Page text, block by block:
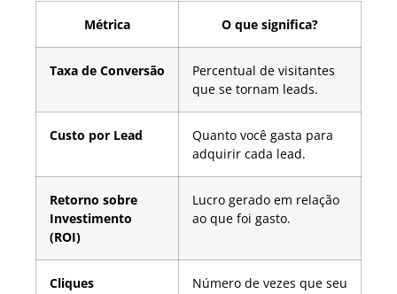
Métrica O que significa?
Taxa de Conversão
Percentual de visitantes
que se tornam leads.
Custo por Lead
Quanto você gasta para
adquirir cada lead.
Retorno sobre
Investimento
(ROI)
Lucro gerado em relação
ao que foi gasto.
Cliques
Número de vezes que seu